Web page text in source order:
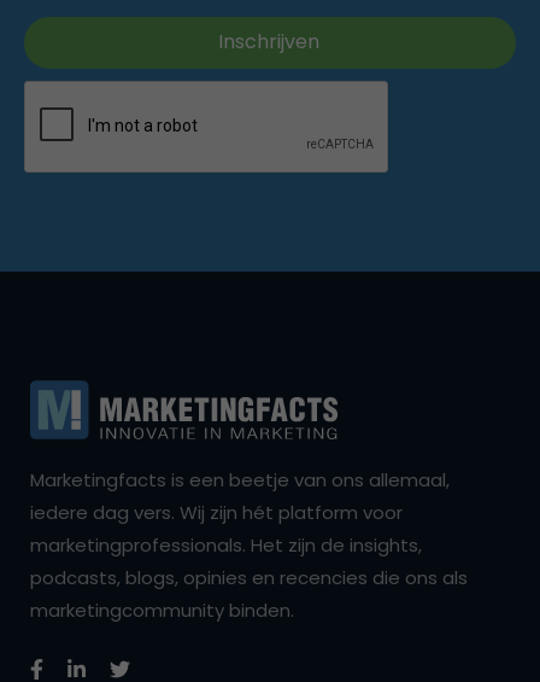
Marketingfacts is een beetje van ons allemaal,
iedere dag vers. Wij zijn hét platform voor
marketingprofessionals. Het zijn de insights,
podcasts, blogs, opinies en recencies die ons als
marketingcommunity binden.